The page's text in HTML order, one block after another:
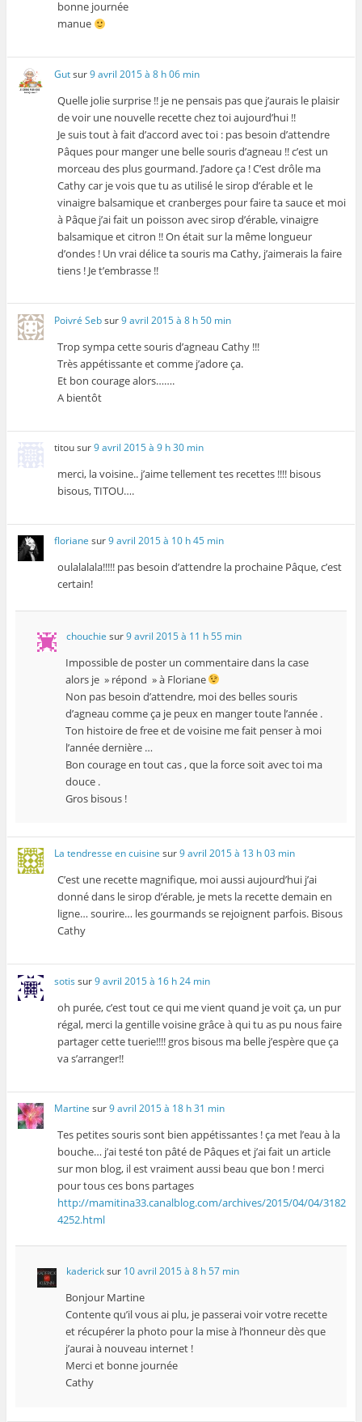
bonne journée
manue
Gutsur9 avril 2015 à 8 h 06 min
Quelle jolie surprise !! je ne pensais pas que j’aurais le plaisir
de voir une nouvelle recette chez toi aujourd’hui !!
Je suis tout à fait d’accord avec toi : pas besoin d’attendre
Pâques pour manger une belle souris d’agneau !! c’est un
morceau des plus gourmand. J’adore ça ! C’est drôle ma
Cathy car je vois que tu as utilisé le sirop d’érable et le
vinaigre balsamique et cranberges pour faire ta sauce et moi
à Pâque j’ai fait un poisson avec sirop d’érable, vinaigre
balsamique et citron !! On était sur la même longueur
d’ondes ! Un vrai délice ta souris ma Cathy, j’aimerais la faire
tiens ! Je t’embrasse !!
Poivré Sebsur9 avril 2015 à 8 h 50 min
Trop sympa cette souris d’agneau Cathy !!!
Très appétissante et comme j’adore ça.
Et bon courage alors…….
A bientôt
titousur9 avril 2015 à 9 h 30 min
merci, la voisine.. j’aime tellement tes recettes !!!! bisous
bisous, TITOU….
floriane sur9 avril 2015 à 10 h 45 min
oulalalala!!!!! pas besoin d’attendre la prochaine Pâque, c’est
certain!
chouchie sur9 avril 2015 à 11 h 55 min
Impossible de poster un commentaire dans la case
alors je » répond » à Floriane
Non pas besoin d’attendre, moi des belles souris
d’agneau comme ça je peux en manger toute l’année .
Ton histoire de free et de voisine me fait penser à moi
l’année dernière …
Bon courage en tout cas , que la force soit avec toi ma
douce .
Gros bisous !
La tendresse en cuisine sur9 avril 2015 à 13 h 03 min
C’est une recette magnifique, moi aussi aujourd’hui j’ai
donné dans le sirop d’érable, je mets la recette demain en
ligne… sourire… les gourmands se rejoignent parfois. Bisous
Cathy
sotis sur9 avril 2015 à 16 h 24 min
oh purée, c’est tout ce qui me vient quand je voit ça, un pur
régal, merci la gentille voisine grâce à qui tu as pu nous faire
partager cette tuerie!!!! gros bisous ma belle j’espère que ça
va s’arranger!!
Martine sur9 avril 2015 à 18 h 31 min
Tes petites souris sont bien appétissantes ! ça met l’eau à la
bouche… j’ai testé ton pâté de Pâques et j’ai fait un article
sur mon blog, il est vraiment aussi beau que bon ! merci
pour tous ces bons partages
http://mamitina33.canalblog.com/archives/2015/04/04/3182
4252.html
kadericksur 10 avril 2015 à 8 h 57 min
Bonjour Martine
Contente qu’il vous ai plu, je passerai voir votre recette
et récupérer la photo pour la mise à l’honneur dès que
j’aurai à nouveau internet !
Merci et bonne journée
Cathy